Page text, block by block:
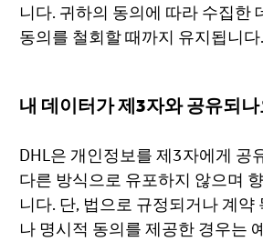
니다. 귀하의 동의에 따라 수집한
동의를 철회할 때까지 유지됩니다.
내 데이터가 제3자와 공유되
DHL은 개인정보를 제3자에게 공
다른 방식으로 유포하지 않으며
니다. 단, 법으로 규정되거나 계약
나 명시적 동의를 제공한 경우는